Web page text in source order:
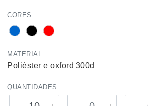
CORES
MATERIAL
Poliéster e oxford 300d
QUANTIDADES